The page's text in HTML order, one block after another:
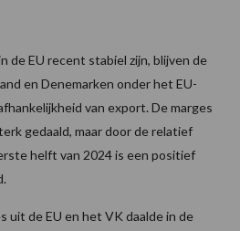
de EU recent stabiel zijn, blijven de
en Denemarken onder het EU-
van export. De marges
gedaald, maar door de relatief
helft van 2024 is een positief
uit de EU en het VK daalde in de